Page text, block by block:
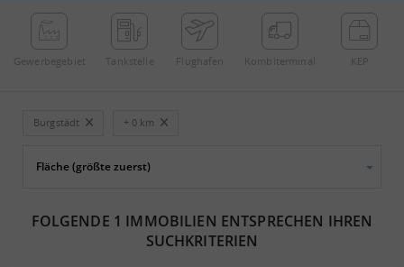
Gewerbe­gebiet Tankstelle Flughafen Kombi­terminal KEP
Burgstädt + 0 km
FOLGENDE 1 IMMOBILIEN ENTSPRECHEN IHREN
SUCHKRITERIEN